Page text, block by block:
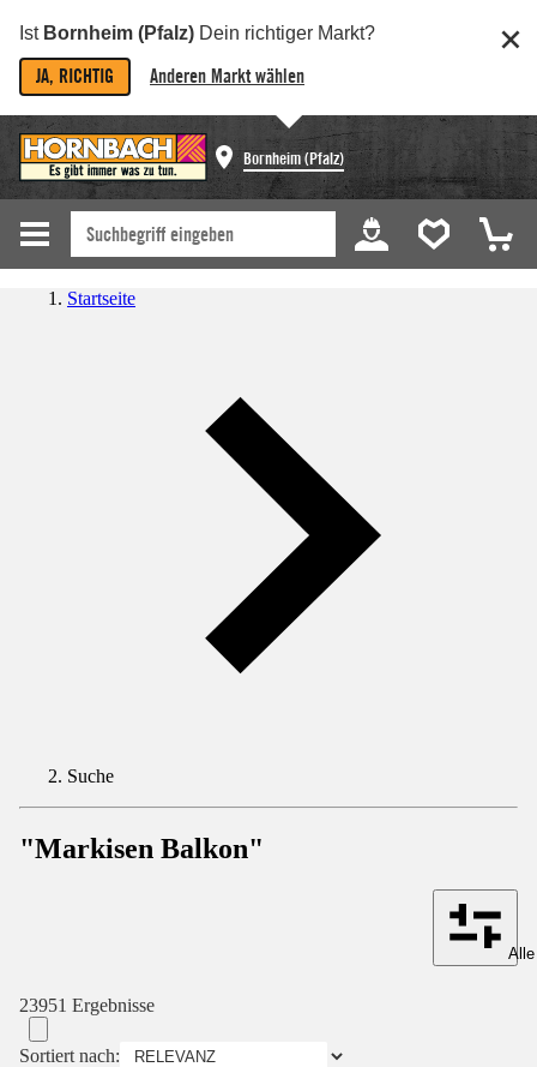
Ist Bornheim (Pfalz) Dein richtiger Markt?
JA, RICHTIG Anderen Markt wählen
Bornheim (Pfalz)
Startseite
Suche
"Markisen Balkon"
23951 Ergebnisse
Sortiert nach: